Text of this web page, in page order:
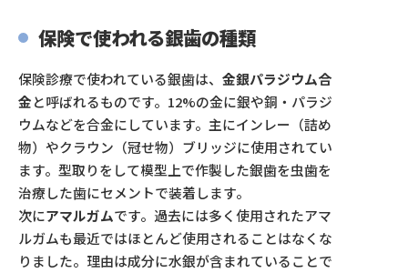
保険で使われる銀歯の種類
保険診療で使われている銀歯は、 金銀パラジウム合
金と呼ばれるものです。12%の金に銀や銅・パラジ
ウムなどを合金にしています。主にインレー（詰め
物）やクラウン（冠せ物）ブリッジに使用されてい
ます。型取りをして模型上で作製した銀歯を虫歯を
治療した歯にセメントで装着します。
次にアマルガムです。過去には多く使用されたアマ
ルガムも最近ではほとんど使用されることはなくな
りました。理由は成分に水銀が含まれていることで